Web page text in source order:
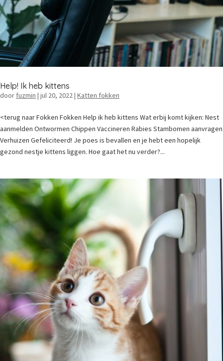
Help! Ik heb kittens
door fuzmin | jul 20, 2022| Katten fokken
<terug naar Fokken Fokken Help ik heb kittens Wat erbij komt kijken: Nest
aanmelden Ontwormen Chippen Vaccineren Rabies Stambomen aanvragen
Verhuizen Gefeliciteerd! Je poes is bevallen en je hebt een hopelijk
gezond nestje kittens liggen. Hoe gaat het nu verder?...